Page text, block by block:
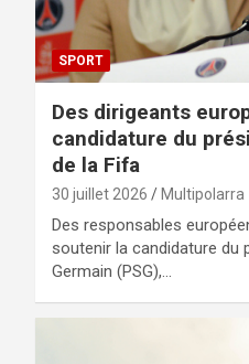
SPORT
Des dirigeants
candidature du
de la Fifa
30 juillet 2026 Multipolarra
Des responsables
soutenir la candidature du
Germain (PSG),…